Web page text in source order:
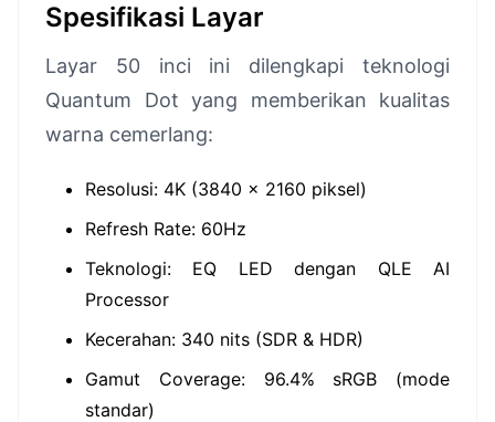
Spesifikasi Layar
Layar 50 inci ini dilengkapi teknologi
Quantum Dot yang memberikan kualitas
warna cemerlang:
Resolusi: 4K (3840 x 2160 piksel)
Refresh Rate: 60Hz
Teknologi: EQ LED dengan QLE AI
Processor
Kecerahan: 340 nits (SDR & HDR)
Gamut Coverage: 96.4% sRGB (mode
standar)